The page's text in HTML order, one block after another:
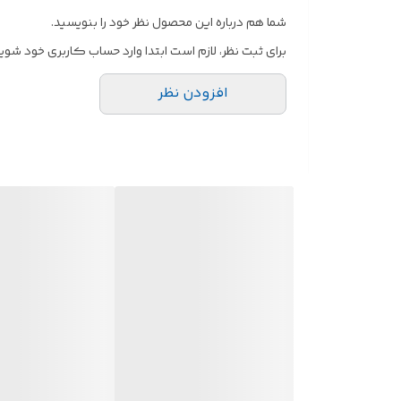
شما هم درباره این محصول نظر خود را بنویسید.
برای ثبت نظر، لازم است ابتدا وارد حساب کاربری خود
افزودن نظر